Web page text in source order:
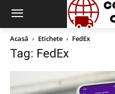
Acasă Etichete FedEx
Tag: FedEx